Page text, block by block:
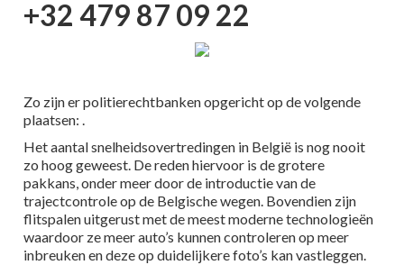
+32 479 87 09 22
Zo zijn er politierechtbanken opgericht op de volgende
plaatsen: .
Het aantal snelheidsovertredingen in België is nog nooit
zo hoog geweest. De reden hiervoor is de grotere
pakkans, onder meer door de introductie van de
trajectcontrole op de Belgische wegen. Bovendien zijn
flitspalen uitgerust met de meest moderne technologieën
waardoor ze meer auto’s kunnen controleren op meer
inbreuken en deze op duidelijkere foto’s kan vastleggen.